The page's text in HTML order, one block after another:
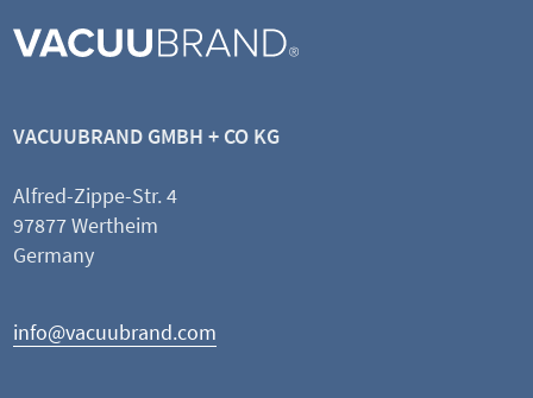
VACUUBRAND GMBH + CO KG
Alfred-Zippe-Str. 4
97877 Wertheim
Germany
info@vacuubrand.com